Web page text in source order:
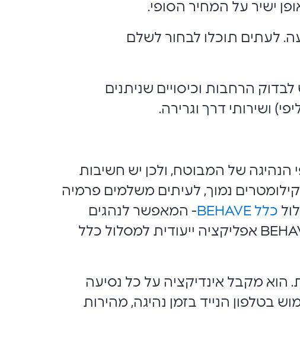
ישיר על המחיר הסופי.
לעתים תוכלו לבחור לשלם
הרחבות וכיסויים שניתנים
ושירותי דרך וגרירה.
של המבוטח, ולכן יש חשיבות
נמוך, לעיתים משלמים פרמיה
כלל BEHAVE
- המאפשר לנהגים
זהירים לקבל הנחה בפרמיה. זאת, באמצעות אפליקציית אפליקציית כלל BEHAVE אפליקציה ייעודית למסלול כלל
הוא מקבל אינדיקציה על כל נסיעה
בטלפון הנייד בזמן נהיגה, מהירות